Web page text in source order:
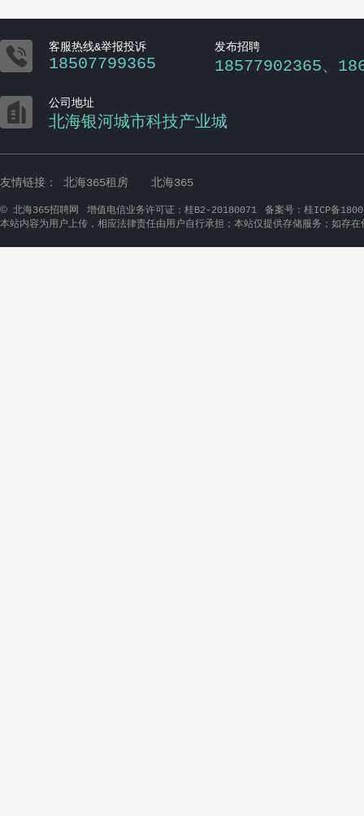
 客服热线&举报投诉
18507799365
发布招聘
18577902365、
 公司地址
北海银河城市科技产业城
友情链接： 北海365租房 北海365
© 北海365招聘网 增值电信业务许可证：桂B2-20180071
备案号：桂ICP备
本站内容为用户上传，相应法律责任由用户自行承担；本站仅提供存储服务；如存